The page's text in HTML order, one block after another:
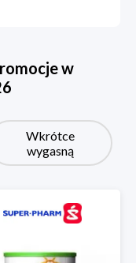
w
Wkrótce
wygasną